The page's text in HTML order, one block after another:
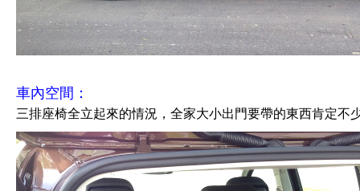
車內空間：
三排座椅全立起來的情況，全家大小出門要帶的東西肯定不